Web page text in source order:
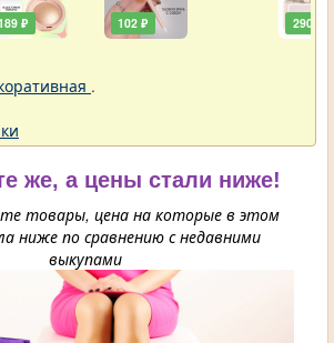
₽ 102 ₽ 290 ₽
.
же, а цены стали ниже!
товары, цена на которые в этом
ниже по сравнению с недавними
выкупами